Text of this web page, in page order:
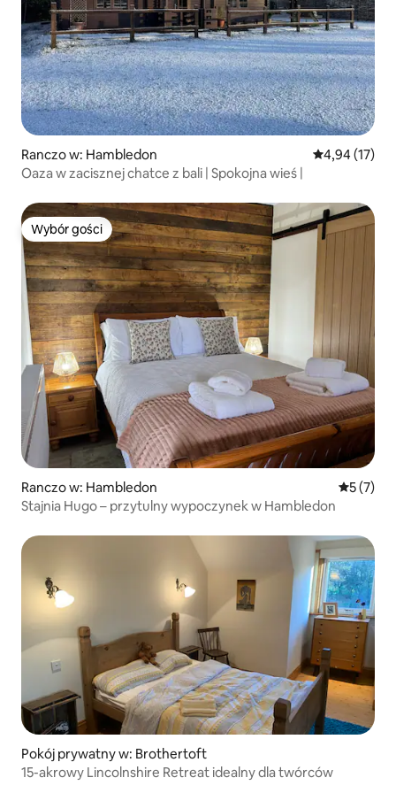
Ranczo w: Hambledon Średnia
4,94 (17)
Oaza w zacisznej chatce z bali | Spokojna wieś |
Wybór gości
Wybór gości
Ranczo w: Hambledon Średnia
5 (7)
Stajnia Hugo – przytulny wypoczynek w Hambledon
Pokój prywatny w: Brothertoft
15-akrowy Lincolnshire Retreat idealny dla twórców